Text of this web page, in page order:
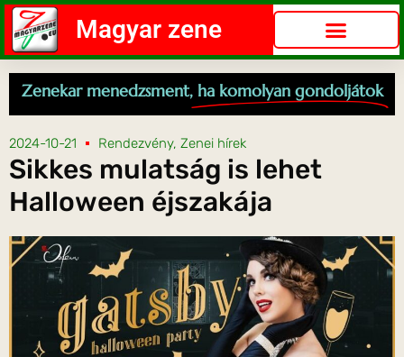
Magyar zene
Zenekar menedzsment, ha komolyan gondoljátok
2024-10-21 Rendezvény, Zenei hírek
Sikkes mulatság is lehet
Halloween éjszakája